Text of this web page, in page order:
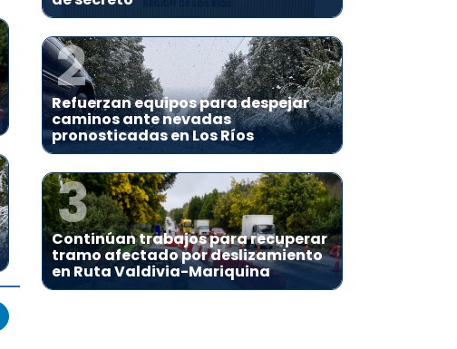
2
Refuerzan equipos para despejar
caminos ante nevadas
pronosticadas en Los Ríos
3
Continúan trabajos para recuperar
tramo afectado por deslizamiento
en Ruta Valdivia-Mariquina